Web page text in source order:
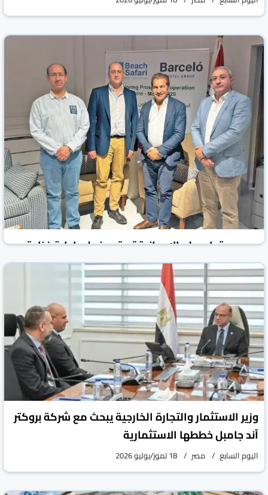
مجموعة بارسيلو الإسبانية تستحوذ على إدارة فنادق
جديدة فى مصر
جريدة الشروق المصرية مصر 18 تموز/يوليو 2026
وزير الاستثمار والتجارة الخارجية يبحث مع شركة بروكتر
آند جامبل خططها الاستثمارية
اليوم السابع مصر 18 تموز/يوليو 2026